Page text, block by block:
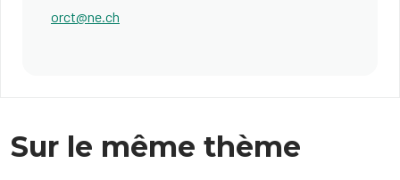
orct@ne.ch
Sur le même thème